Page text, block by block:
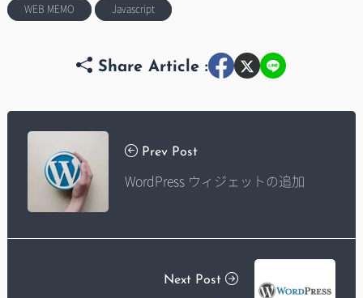
WEB MEMO Javascript
Share Article :
Prev Post
WordPress ウィジェットの追加
Next Post